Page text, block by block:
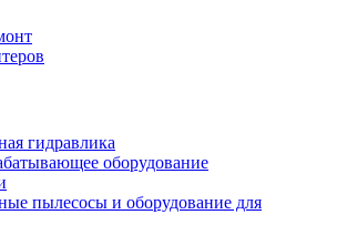
гидравлика
оборудование
пылесосы и оборудование для